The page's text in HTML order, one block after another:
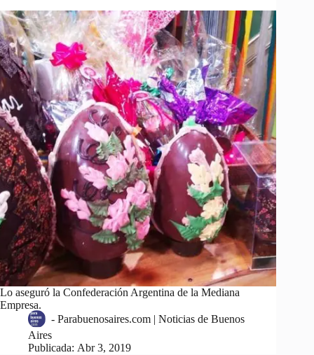
Lo aseguró la Confederación Argentina de la Mediana
Empresa.
- Parabuenosaires.com | Noticias de Buenos
Aires
Publicada: Abr 3, 2019